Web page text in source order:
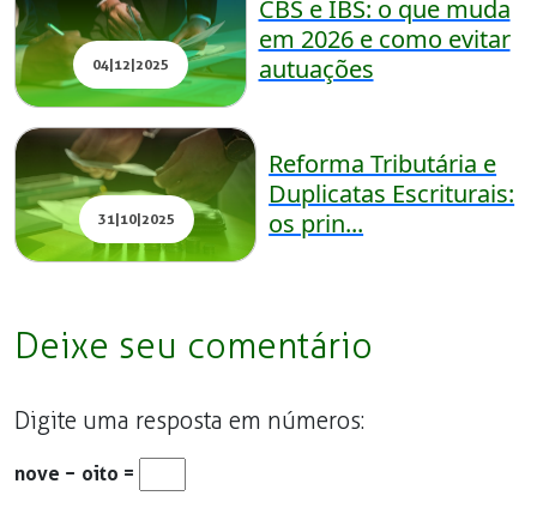
04|12|2025
CBS e IBS: o que muda
em 2026 e como evitar
autuações
31|10|2025
Reforma Tributária e
Duplicatas Escriturais:
os prin...
Deixe seu comentário
Digite uma resposta em números:
nove − oito =